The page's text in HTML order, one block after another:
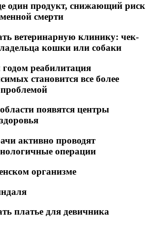
один продукт, снижающий риск
смерти
ветеринарную клинику: чек-
кошки или собаки
реабилитация
становится все более
появятся центры
активно проводят
операции
организме
платье для девичника